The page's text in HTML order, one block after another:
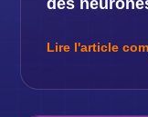
Lire l'article